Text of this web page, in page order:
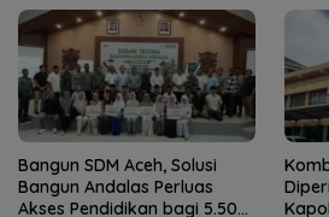
Bangun SDM Aceh, Solusi
Bangun Andalas Perluas
Akses Pendidikan bagi 5.500